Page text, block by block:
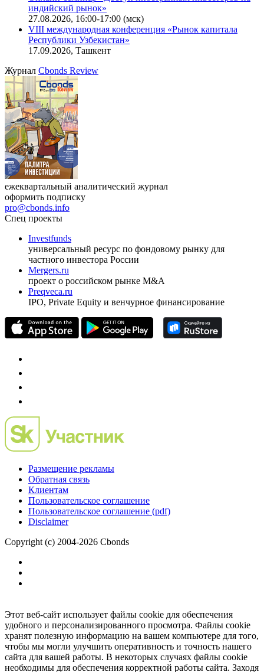
Онлайн-семинар «Новый стандарт инвестиций в
офисную недвижимость»
11.08.2026, 16:30-18:00 (мск)
Онлайн-семинар «Доступ иностранных инвесторов на
индийский рынок»
VIII международная конференция «Рынок капитала
Республики Узбекистан»
17.09.2026, Ташкент
ЖурналCbonds Review
оформить подписку
pro@cbonds.info
Спец проекты
Investfunds
универсальный ресурс по фондовому рынку для
частного инвестора России
проект о российском рынке M&A
Preqveca.ru
Размещение рекламы
Обратная связь
Пользовательское соглашение
Copyright (c) 2004-2026 Cbonds
Этот веб-сайт использует файлы cookie для обеспечения
удобного и персонализированного просмотра. Файлы cookie